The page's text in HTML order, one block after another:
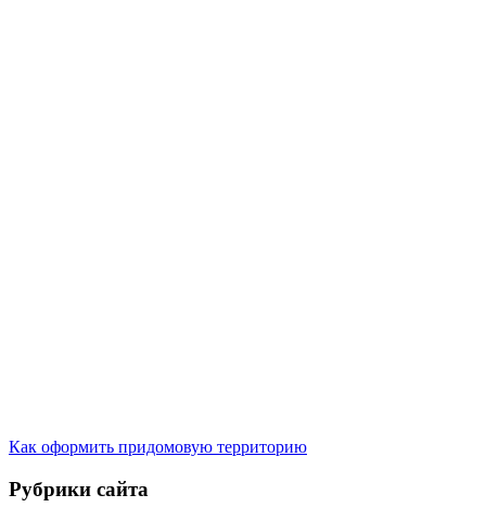
Как оформить придомовую территорию
Рубрики сайта